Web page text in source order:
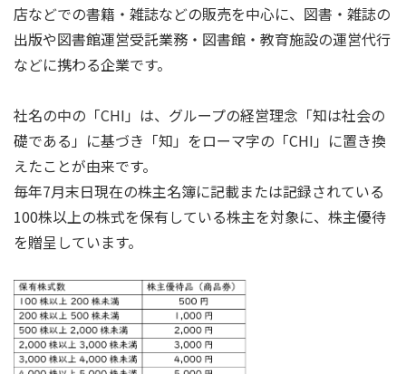
店などでの書籍・雑誌などの販売を中心に、図書・雑誌の
出版や図書館運営受託業務・図書館・教育施設の運営代行
などに携わる企業です。
社名の中の「CHI」は、グループの経営理念「知は社会の
礎である」に基づき「知」をローマ字の「CHI」に置き換
えたことが由来です。
毎年7月末日現在の株主名簿に記載または記録されている
100株以上の株式を保有している株主を対象に、株主優待
を贈呈しています。